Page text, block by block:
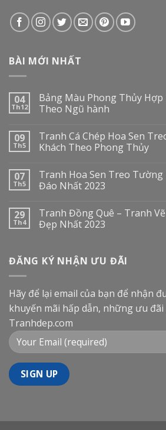
BÀI MỚI NHẤT
04
Th12
Bảng Màu Phong Thủy
Theo Ngũ hành
09
Th5
Tranh Cá Chép Hoa Sen
Khách Theo Phong Thủy
07
Th5
Tranh Hoa Sen Treo Tường
Đáo Nhất 2023
29
Th4
Tranh Đồng Quê – Tranh
Đẹp Nhất 2023
ĐĂNG KÝ NHẬN ƯU ĐÃI
Hãy để lại email của bạn để nhận
khuyến mãi hấp dẫn, những ưu
Tranhdep.com